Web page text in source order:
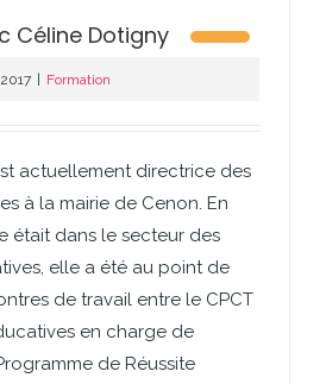
Céline Dotigny
| Formation
actuellement directrice des
à la mairie de Cenon. En
était dans le secteur des
elle a été au point de
de travail entre le CPCT
en charge de
de Réussite